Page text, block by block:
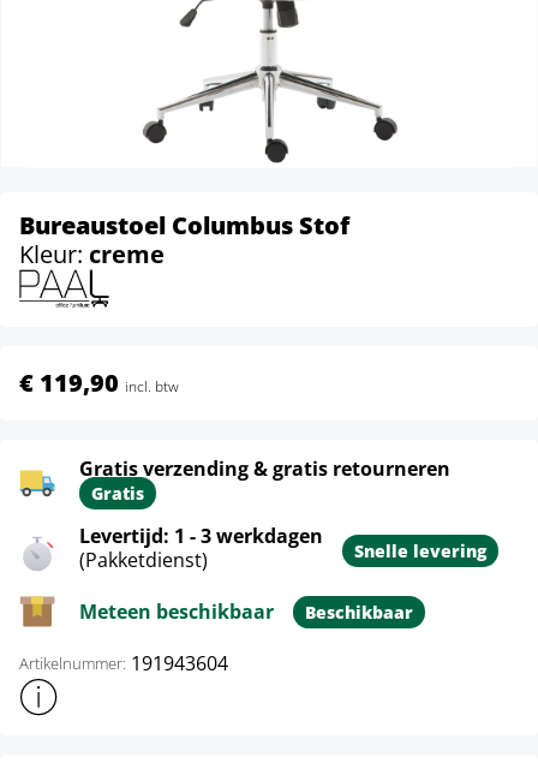
Bureaustoel Columbus Stof
Kleur: creme
€ 119,90 incl. btw
Gratis verzending & gratis retourneren
Gratis
Levertijd: 1 - 3 werkdagen
(Pakketdienst)
Snelle levering
Meteen beschikbaar Beschikbaar
Artikelnummer: 191943604
Toon meer productinformatie